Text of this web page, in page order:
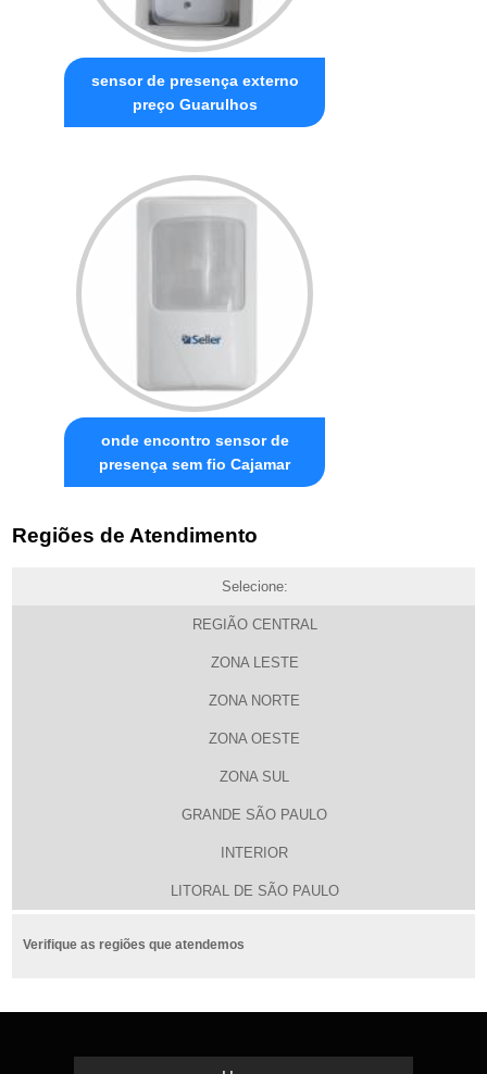
sensor de presença externo
preço Guarulhos
onde encontro sensor de
presença sem fio Cajamar
Regiões de Atendimento
Selecione:
REGIÃO CENTRAL
ZONA LESTE
ZONA NORTE
ZONA OESTE
ZONA SUL
GRANDE SÃO PAULO
INTERIOR
LITORAL DE SÃO PAULO
Verifique as regiões que atendemos